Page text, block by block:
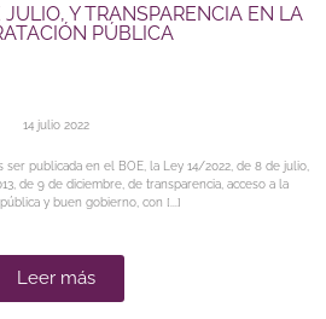
Y TRANSPARENCIA EN LA
PÚBLICA
14 julio 2022
ser publicada en el BOE, la Ley 14/2022, de 8 de julio,
de 9 de diciembre, de transparencia, acceso a la
y buen gobierno, con [...]
Leer más